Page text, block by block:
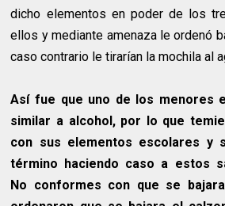
dicho elementos en poder de los
ellos y mediante amenaza le ordenó
caso contrario le tirarían la mochila al
Así fue que uno de los menores
similar a alcohol, por lo que
con sus elementos escolares y
término haciendo caso a estos
No conformes con que se